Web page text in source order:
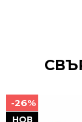
НОВ
-26%